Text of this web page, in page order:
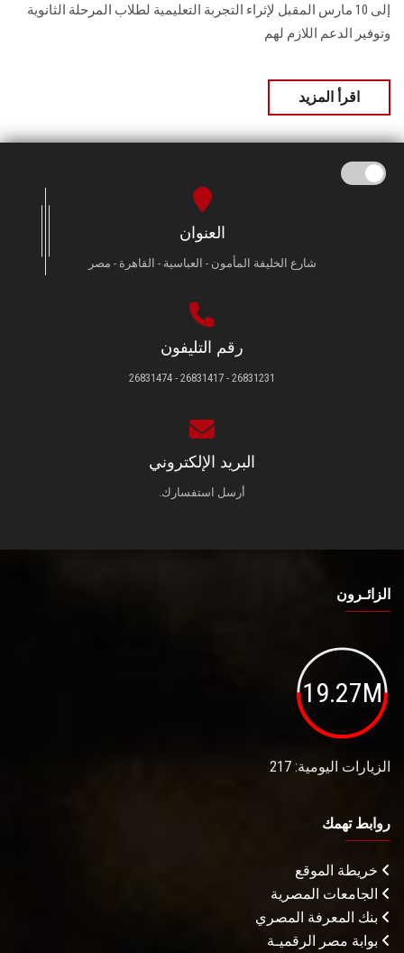
إلى 10 مارس المقبل لإثراء التجربة التعليمية لطلاب المرحلة الثانوية
وتوفير الدعم اللازم لهم
اقرأ المزيد
العنوان
شارع الخليفة المأمون - العباسية - القاهرة - مصر
رقم التليفون
26831231 - 26831417 - 26831474
البريد الإلكتروني
أرسل استفسارك.
الزائـرون
19.27M
الزيارات اليومية: 217
روابط تهمك
خريطة الموقع
الجامعات المصرية
بنك المعرفة المصري
بوابة مصر الرقميـة